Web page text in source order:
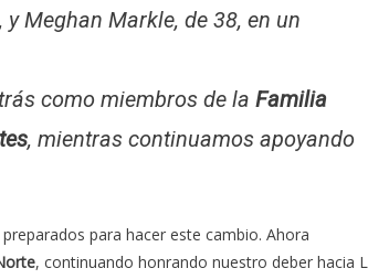
Meghan Markle, de 38, en un
como miembros de la Familia
, mientras continuamos apoyando
para hacer este cambio. Ahora
, continuando honrando nuestro deber hacia